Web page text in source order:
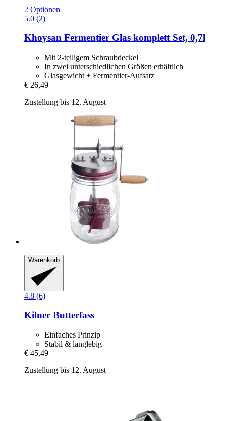
2 Optionen
5.0 (2)
Khoysan Fermentier Glas komplett Set, 0,7l
Mit 2-teiligem Schraubdeckel
In zwei unterschiedlichen Größen erhältlich
Glasgewicht + Fermentier-Aufsatz
€ 26,49
Zustellung bis 12. August
Warenkorb
4.8 (6)
Kilner Butterfass
Einfaches Prinzip
Stabil & langlebig
€ 45,49
Zustellung bis 12. August